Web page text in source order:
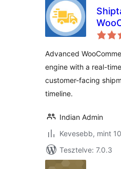
Advanced
engine with a real-
customer-facing
timeline.
Indian Admin
Kevesebb, mint
Tesztelve: 7.0.3